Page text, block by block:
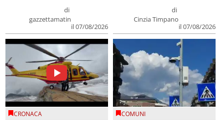
di
gazzettamatin
il 07/08/2026
di
Cinzia Timpano
il 07/08/2026
CRONACA COMUNI